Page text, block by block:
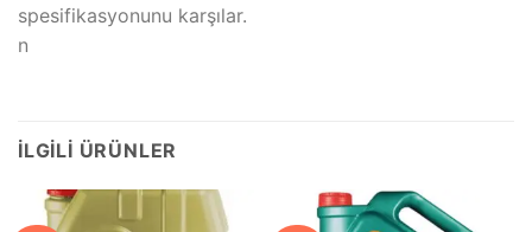
spesifikasyonunu karşılar.
n
İLGILI ÜRÜNLER